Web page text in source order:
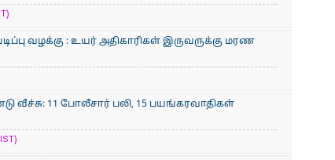
வழக்கு : உயர் அதிகாரிகள் இருவருக்கு மரண
வீச்சு: 11 போலீசார் பலி, 15 பயங்கரவாதிகள்